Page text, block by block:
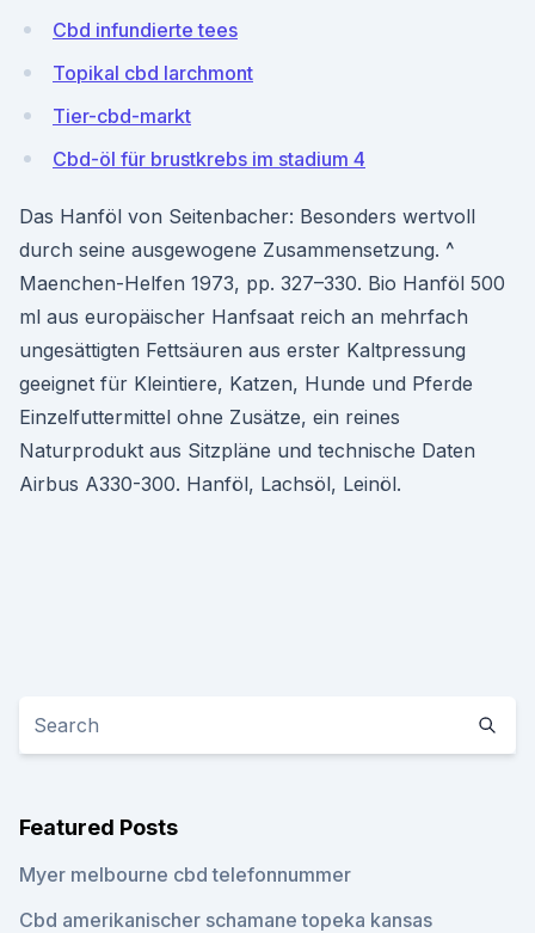
Cbd infundierte tees
Topikal cbd larchmont
Tier-cbd-markt
Cbd-öl für brustkrebs im stadium 4
Das Hanföl von Seitenbacher: Besonders wertvoll
durch seine ausgewogene Zusammensetzung. ^
Maenchen-Helfen 1973, pp. 327–330. Bio Hanföl 500
ml aus europäischer Hanfsaat reich an mehrfach
ungesättigten Fettsäuren aus erster Kaltpressung
geeignet für Kleintiere, Katzen, Hunde und Pferde
Einzelfuttermittel ohne Zusätze, ein reines
Naturprodukt aus Sitzpläne und technische Daten
Airbus A330-300. Hanföl, Lachsöl, Leinöl.
Featured Posts
Myer melbourne cbd telefonnummer
Cbd amerikanischer schamane topeka kansas